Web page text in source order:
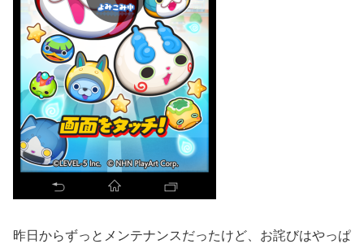
昨日からずっとメンテナンスだったけど、お詫びはやっぱ